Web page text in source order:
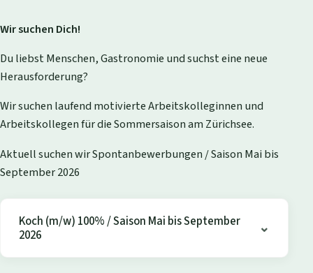
Wir suchen Dich!
Du liebst Menschen, Gastronomie und suchst eine neue
Herausforderung?
Wir suchen laufend motivierte Arbeitskolleginnen und
Arbeitskollegen für die Sommersaison am Zürichsee.
Aktuell suchen wir Spontanbewerbungen / Saison Mai bis
September 2026
Koch (m/w) 100% / Saison Mai bis September
2026